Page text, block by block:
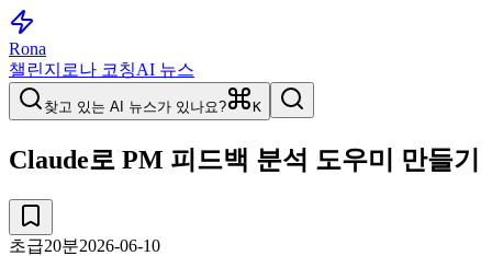
Rona
챌린지 로나 코칭AI 뉴스
찾고 있는 AI 뉴스가 있나요? K
Claude로 PM 피드백 분석 도우미 만들기
초급20분2026-06-10